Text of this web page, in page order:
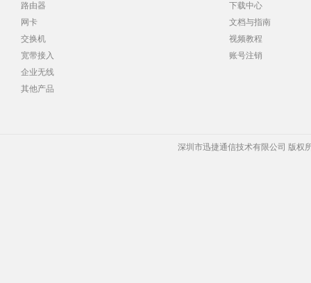
路由器
网卡
交换机
宽带接入
企业无线
其他产品
下载中心
文档与指南
视频教程
账号注销
深圳市迅捷通信技术有限公司 版权